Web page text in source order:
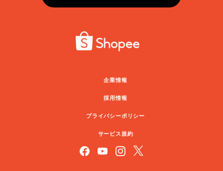
企業情報
採用情報
プライバシーポリシー
サービス規約